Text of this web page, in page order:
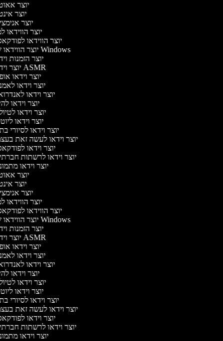
יוצר
יוצר
יוצר
יוצר הווידאו
יוצר הווידאו
יוצר הווידאו של Windows
יוצר הזמנות
יוצר וידאו ASMR
יוצר וידאו
יוצר וידאו
יוצר וידאו
יוצר וידאו
יוצר וידאו
יוצר וידאו
יוצר וידאו לסיורי
יוצר וידאו לעשה זאת
יוצר וידאו
יוצר וידאו לרשתות
יוצר וידאו
יוצר
יוצר
יוצר
יוצר הווידאו
יוצר הווידאו
יוצר הווידאו של Windows
יוצר הזמנות
יוצר וידאו ASMR
יוצר וידאו
יוצר וידאו
יוצר וידאו
יוצר וידאו
יוצר וידאו
יוצר וידאו
יוצר וידאו לסיורי
יוצר וידאו לעשה זאת
יוצר וידאו
יוצר וידאו לרשתות
יוצר וידאו